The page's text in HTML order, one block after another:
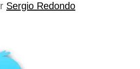
Sergio Redondo